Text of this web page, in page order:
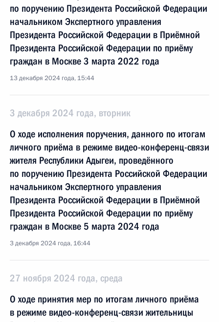
по поручению Президента Российской Федерации
начальником Экспертного управления
Президента Российской Федерации в Приёмной
Президента Российской Федерации по приёму
граждан в Москве 3 марта 2022 года
13 декабря 2024 года, 15:44
3 декабря 2024 года, вторник
О ходе исполнения поручения, данного по итогам
личного приёма в режиме видео-конференц-связи
жителя Республики Адыгеи, проведённого
по поручению Президента Российской Федерации
начальником Экспертного управления
Президента Российской Федерации в Приёмной
Президента Российской Федерации по приёму
граждан в Москве 5 марта 2024 года
3 декабря 2024 года, 16:44
27 ноября 2024 года, среда
О ходе принятия мер по итогам личного приёма
в режиме видео-конференц-связи жительницы